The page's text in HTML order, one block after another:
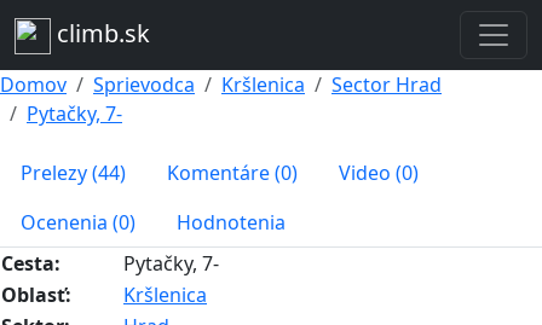
climb.sk
Domov Sprievodca Kršlenica
Sector Hrad
Pytačky, 7-
Prelezy (44) Komentáre (0)
Video (0)
Ocenenia (0)
Hodnotenia
Cesta:
Pytačky, 7-
Oblasť:
Kršlenica